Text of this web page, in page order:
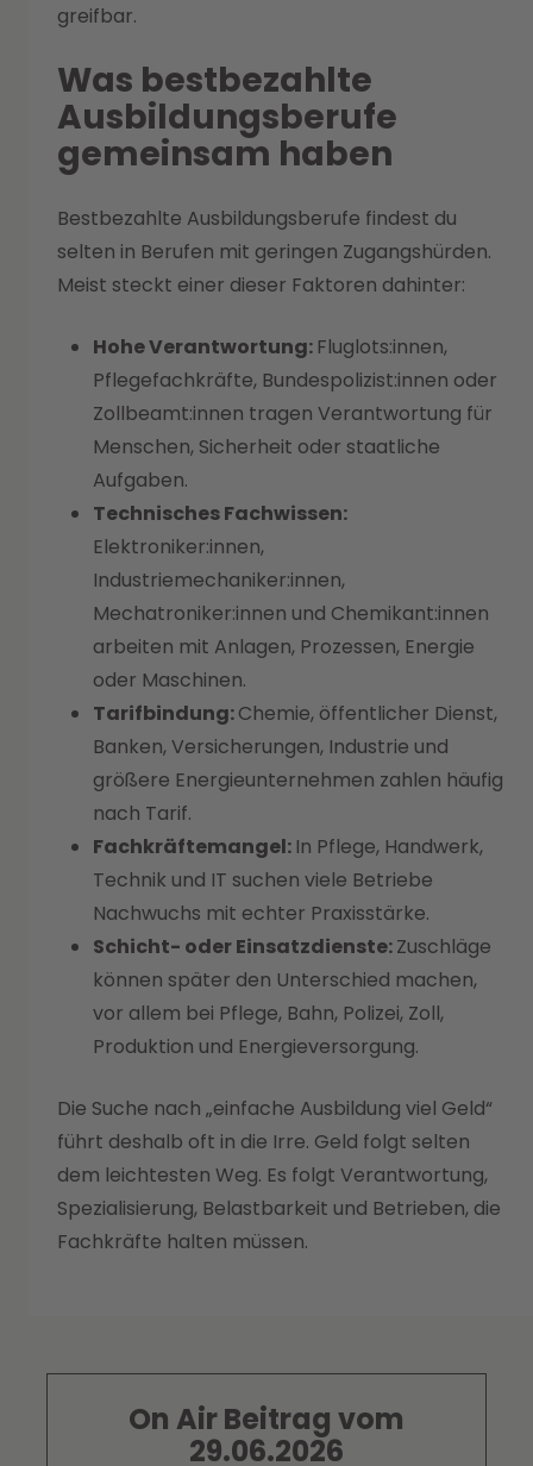
greifbar.
Was bestbezahlte
Ausbildungsberufe
gemeinsam haben
Bestbezahlte Ausbildungsberufe findest du
selten in Berufen mit geringen Zugangshürden.
Meist steckt einer dieser Faktoren dahinter:
Hohe Verantwortung: Fluglots:innen,
Pflegefachkräfte, Bundespolizist:innen oder
Zollbeamt:innen tragen Verantwortung für
Menschen, Sicherheit oder staatliche
Aufgaben.
Technisches Fachwissen:
Elektroniker:innen,
Industriemechaniker:innen,
Mechatroniker:innen und Chemikant:innen
arbeiten mit Anlagen, Prozessen, Energie
oder Maschinen.
Tarifbindung:Chemie, öffentlicher Dienst,
Banken, Versicherungen, Industrie und
größere Energieunternehmen zahlen häufig
nach Tarif.
Fachkräftemangel: In Pflege, Handwerk,
Technik und IT suchen viele Betriebe
Nachwuchs mit echter Praxisstärke.
Schicht- oder Einsatzdienste:Zuschläge
können später den Unterschied machen,
vor allem bei Pflege, Bahn, Polizei, Zoll,
Produktion und Energieversorgung.
Die Suche nach „einfache Ausbildung viel Geld“
führt deshalb oft in die Irre. Geld folgt selten
dem leichtesten Weg. Es folgt Verantwortung,
Spezialisierung, Belastbarkeit und Betrieben, die
Fachkräfte halten müssen.
On Air Beitrag vom
29.06.2026